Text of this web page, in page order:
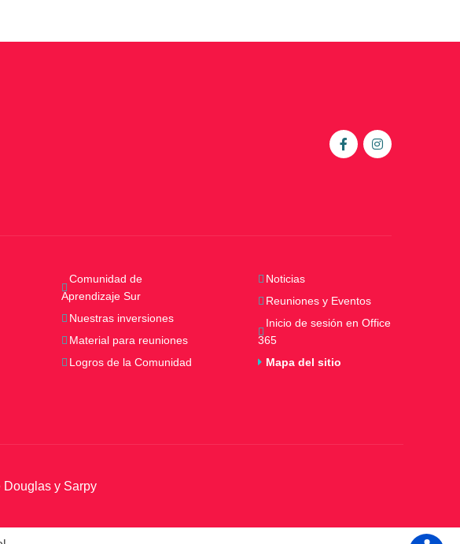
Comunidad de
Aprendizaje Sur
Nuestras inversiones
Material para reuniones
Logros de la Comunidad
Noticias
Reuniones y Eventos
Inicio de sesión en Office
365
Mapa del sitio
y Sarpy